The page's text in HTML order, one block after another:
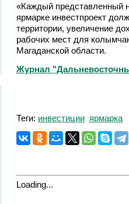
«Каждый представленный
ярмарке инвестпроект
территории, увеличение
рабочих мест для
Магаданской области.
Журнал
Теги: инвестиции ярмарка
Loading...